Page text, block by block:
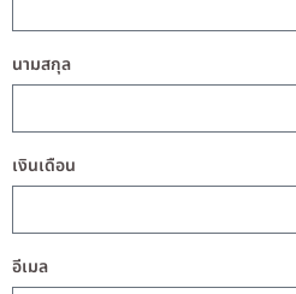
นามสกุล
เงินเดือน
อีเมล